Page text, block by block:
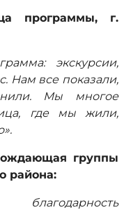
программы, г.
экскурсии,
Нам все показали,
Мы многое
где мы жили,
группы
района: